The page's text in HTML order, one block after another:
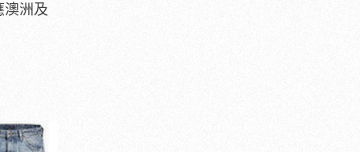
澳洲及